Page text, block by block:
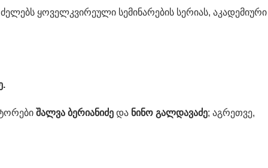
ყოველკვირეული სემინარების სერიას, აკადემიური
შალვა ბერიანიძე და ნინო გალდავაძე; აგრეთვე,